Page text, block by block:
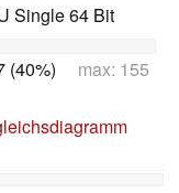
Single 64 Bit
(40%) max: 155